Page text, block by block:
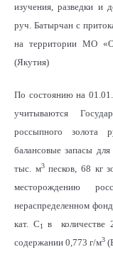
изучения, разведки и
руч. Батырчан с
на территории МО
(Якутия)
По состоянию на
учитываются
россыпного золота
балансовые запасы
тыс. м3песков, 68 кг
месторождению
нераспределенном
кат. С1 в количестве
содержании 0,773 г/м3